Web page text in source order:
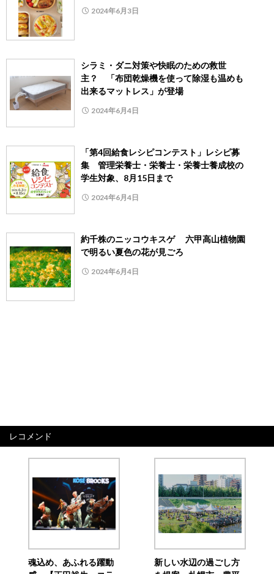
2024年6月3日
シラミ・ダニ対策や快眠のための救世
主？ 「布団乾燥機を使って除湿も温めも
出来るマットレス」が登場
2024年6月4日
「第4回給食レシピコンテスト」レシピ募
集 管理栄養士・栄養士・栄養士養成校の
学生対象、8月15日まで
2024年6月4日
約千株のニッコウキスゲ 六甲高山植物園
で明るい夏色の花が見ごろ
2024年6月4日
レコメンド
魂込め、あふれる躍動
新しい水辺の過ごし方